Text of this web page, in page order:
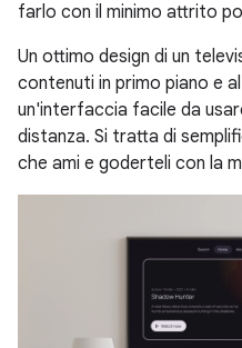
farlo con il minimo attrito
Un ottimo design di un
contenuti in primo piano e
un'interfaccia facile da
distanza. Si tratta di
che ami e goderteli con la